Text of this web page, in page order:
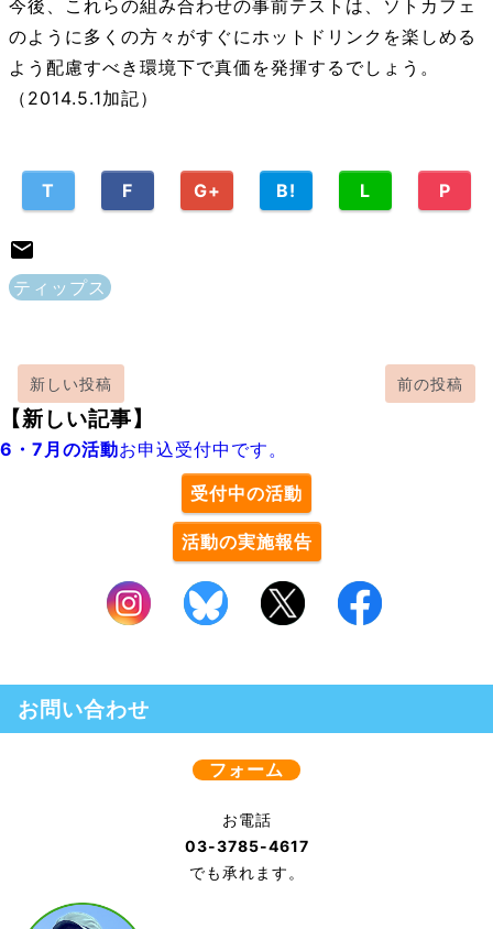
今後、これらの組み合わせの事前テストは、ソトカフェ
のように多くの方々がすぐにホットドリンクを楽しめる
よう配慮すべき環境下で真価を発揮するでしょう。
（2014.5.1加記）
T F G+ B! L P
ティップス
新しい投稿 前の投稿
【新しい記事】
6・7月の活動お申込受付中です。
受付中の活動
活動の実施報告
お問い合わせ
フォーム
お電話
03-3785-4617
でも承れます。